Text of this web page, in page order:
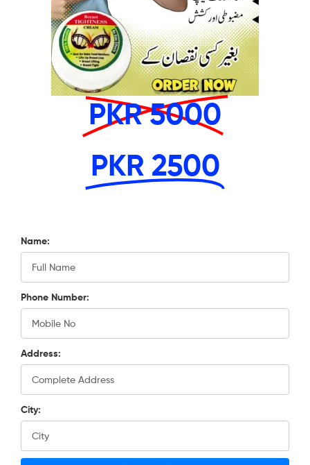
PKR 5000
PKR 2500
Name:
Phone Number:
Address:
City: